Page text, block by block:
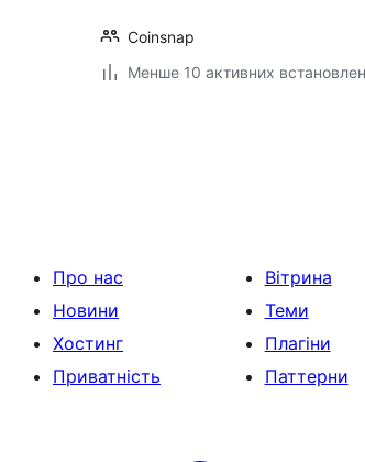
Coinsnap
Менше 10 активних
Про нас
Новини
Хостинг
Приватність
Вітрина
Теми
Плагіни
Паттерни